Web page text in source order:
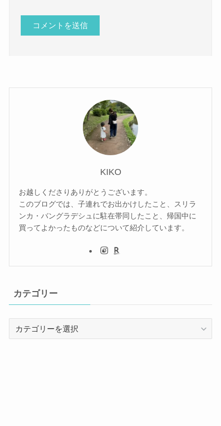
KIKO
お越しくださりありがとうございます。
このブログでは、子連れでお出かけしたこと、スリラ
ンカ・バングラデシュに駐在帯同したこと、帰国中に
買ってよかったものなどについて紹介しています。
カテゴリー